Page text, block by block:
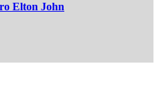
Elton John